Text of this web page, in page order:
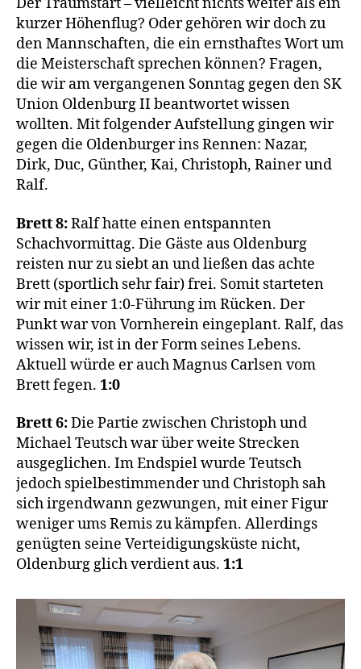
Der Traumstart – vielleicht nichts weiter als ein
kurzer Höhenflug? Oder gehören wir doch zu
den Mannschaften, die ein ernsthaftes Wort um
die Meisterschaft sprechen können? Fragen,
die wir am vergangenen Sonntag gegen den SK
Union Oldenburg II beantwortet wissen
wollten. Mit folgender Aufstellung gingen wir
gegen die Oldenburger ins Rennen: Nazar,
Dirk, Duc, Günther, Kai, Christoph, Rainer und
Ralf.
Brett 8:Ralf hatte einen entspannten
Schachvormittag. Die Gäste aus Oldenburg
reisten nur zu siebt an und ließen das achte
Brett (sportlich sehr fair) frei. Somit starteten
wir mit einer 1:0-Führung im Rücken. Der
Punkt war von Vornherein eingeplant. Ralf, das
wissen wir, ist in der Form seines Lebens.
Aktuell würde er auch Magnus Carlsen vom
Brett fegen. 1:0
Brett 6:Die Partie zwischen Christoph und
Michael Teutsch war über weite Strecken
ausgeglichen. Im Endspiel wurde Teutsch
jedoch spielbestimmender und Christoph sah
sich irgendwann gezwungen, mit einer Figur
weniger ums Remis zu kämpfen. Allerdings
genügten seine Verteidigungsküste nicht,
Oldenburg glich verdient aus. 1:1